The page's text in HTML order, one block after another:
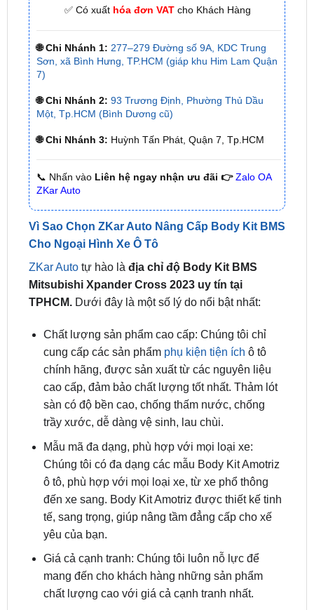
🌐 Chi Nhánh 1: 277–279 Đường số 9A, KDC Trung
🌐 Chi Nhánh 2: 93 Trương Định, Phường Thủ Dầu
Một, Tp.HCM (Bình Dương cũ)
🌐 Chi Nhánh 3: Huỳnh Tấn Phát, Quận 7, Tp.HCM
📞 Nhấn vàoLiên hệ ngay nhận ưu đãi 👉 Zalo OA
Vì Sao Chọn ZKar Auto Nâng Cấp Body Kit BMS
Cho Ngoại Hình Xe Ô Tô
ZKar Autotự hào làđịa chỉ độ Body Kit BMS
Mitsubishi Xpander Cross 2023 uy tín tại
TPHCM.Dưới đây là một số lý do nổi bật nhất:
Chất lượng sản phẩm cao cấp: Chúng tôi chỉ
chính hãng, được sản xuất từ các nguyên liệu
cao cấp, đảm bảo chất lượng tốt nhất. Thảm lót
sàn có độ bền cao, chống thấm nước, chống
trầy xước, dễ dàng vệ sinh, lau chùi.
Mẫu mã đa dạng, phù hợp với mọi loại xe:
Chúng tôi có đa dạng các mẫu Body Kit Amotriz
ô tô, phù hợp với mọi loại xe, từ xe phổ thông
đến xe sang. Body Kit Amotriz được thiết kế tinh
tế, sang trọng, giúp nâng tầm đẳng cấp cho xế
yêu của bạn.
Giá cả cạnh tranh: Chúng tôi luôn nỗ lực để
mang đến cho khách hàng những sản phẩm
chất lượng cao với giá cả cạnh tranh nhất.
Dịch vụ chăm sóc khách hàng chu đáo: Chúng tôi